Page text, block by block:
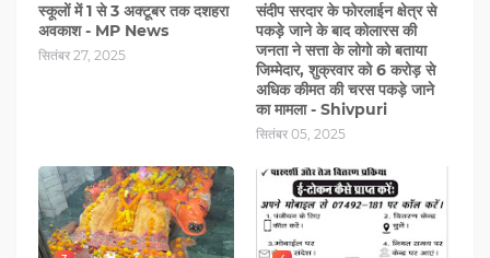
स्कूलों में 1 से 3 अक्टूबर तक दशहरा
अवकाश - MP News
सितंबर 27, 2025
संदीप सरदार के फोरलाईन क्षेत्र से
पकड़े जाने के बाद कोलारस की
जनता ने सत्ता के लोगो को बताया
जिम्मेदार, शुक्रवार को 6 करोड़ से
अधिक कीमत की चरस पकड़े जाने
का मामला - Shivpuri
सितंबर 05, 2025